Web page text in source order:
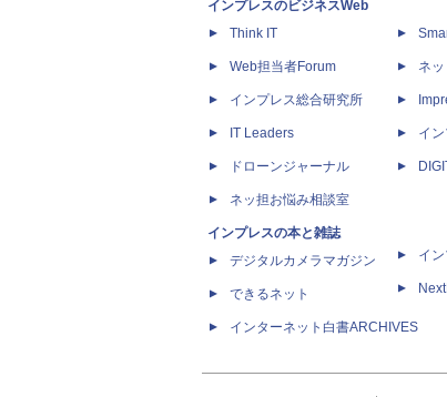
インプレスのビジネスWeb
Think IT
Web担当者Forum
インプレス総合研究所
IT Leaders
ドローンジャーナル
ネッ担お悩み相談室
インプレスの本と雑誌
デジタルカメラマガジン
できるネット
インターネット白書ARCHIVES
ネ
イ
イ